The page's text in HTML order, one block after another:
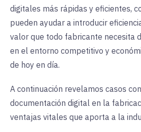
digitales más rápidas y eficientes,
pueden ayudar a introducir
valor que todo fabricante necesita
en el entorno competitivo y
de hoy en día.
A continuación revelamos casos
documentación digital en la
ventajas vitales que aporta a la